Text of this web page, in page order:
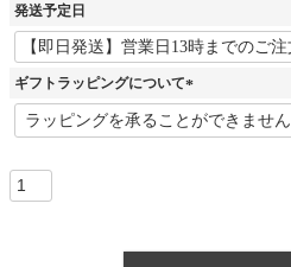
発送予定日
ギフトラッピングについて
(
必